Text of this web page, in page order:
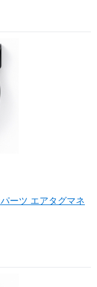
ーツ エアタグマネ